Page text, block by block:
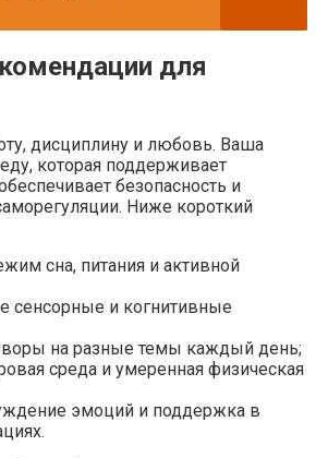
для
дисциплину и любовь. Ваша
которая поддерживает
безопасность и
Ниже короткий
сна, питания и активной
сенсорные и когнитивные
на разные темы каждый день;
среда и умеренная физическая
эмоций и поддержка в